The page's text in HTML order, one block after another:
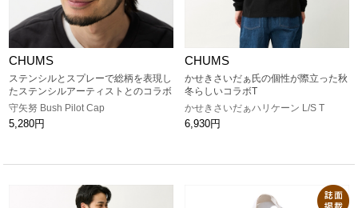
CHUMS
ステンシルとスプレーで総柄を表現し
たステンシルアーティストとのコラボ
守矢努 Bush Pilot Cap
5,280円
CHUMS
かせきさいだぁ氏の個性が際立った秋
冬らしいコラボT
かせきさいだぁハリケーン L/S T
6,930円